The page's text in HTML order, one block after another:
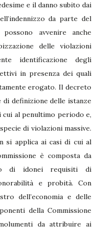
e il danno subito dai
da parte del
avvenire anche
delle violazioni
identificazione degli
in presenza dei quali
erogato. Il decreto
definizione delle istanze
al penultimo periodo e,
di violazioni massive.
si applica ai casi di cui al
è composta da
di idonei requisiti di
e probità. Con
dell’economia e delle
della Commissione
da attribuire ai